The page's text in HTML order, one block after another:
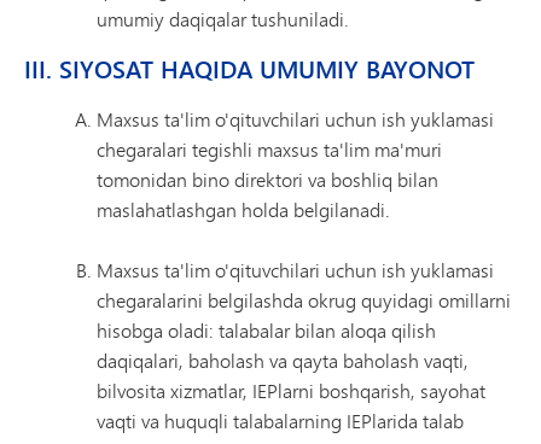
umumiy daqiqalar tushuniladi.
III. SIYOSAT HAQIDA UMUMIY BAYONOT
Maxsus ta'lim o'qituvchilari uchun ish yuklamasi
chegaralari tegishli maxsus ta'lim ma'muri
tomonidan bino direktori va boshliq bilan
maslahatlashgan holda belgilanadi.
Maxsus ta'lim o'qituvchilari uchun ish yuklamasi
chegaralarini belgilashda okrug quyidagi omillarni
hisobga oladi: talabalar bilan aloqa qilish
daqiqalari, baholash va qayta baholash vaqti,
bilvosita xizmatlar, IEPlarni boshqarish, sayohat
vaqti va huquqli talabalarning IEPlarida talab